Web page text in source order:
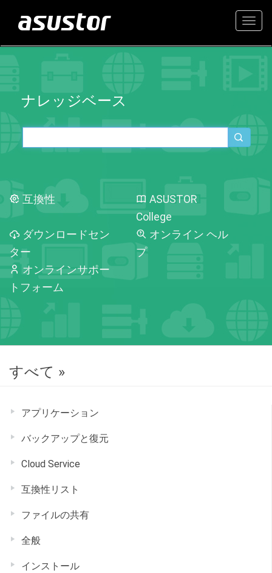
ナレッジベース
互換性
ASUSTOR
College
ダウンロードセン
ター
オンライン ヘル
プ
オンラインサポー
トフォーム
すべて »
アプリケーション
バックアップと復元
Cloud Service
互換性リスト
ファイルの共有
全般
インストール